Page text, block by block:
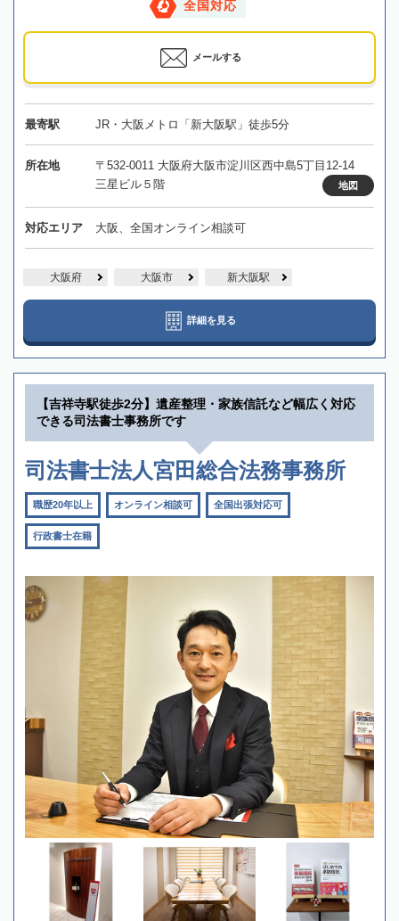
全国対応
メールする
最寄駅 JR・大阪メトロ「新大阪駅」徒歩5分
所在地
〒532-0011 大阪府大阪市淀川区西中島5丁目12-14
三星ビル５階
地図
対応エリア 大阪、全国オンライン相談可
大阪府 大阪市 新大阪駅
詳細を見る
【吉祥寺駅徒歩2分】遺産整理・家族信託など幅広く対応
できる司法書士事務所です
司法書士法人宮田総合法務事務所
職歴20年以上 オンライン相談可 全国出張対応可
行政書士在籍